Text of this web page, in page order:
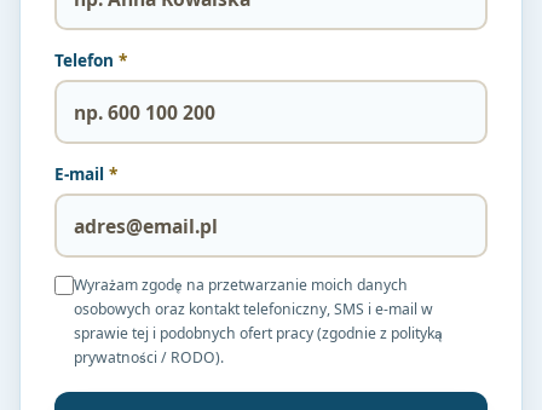
Telefon *
E-mail *
Wyrażam zgodę na przetwarzanie moich danych
osobowych oraz kontakt telefoniczny, SMS i e-mail w
sprawie tej i podobnych ofert pracy (zgodnie z polityką
prywatności / RODO).